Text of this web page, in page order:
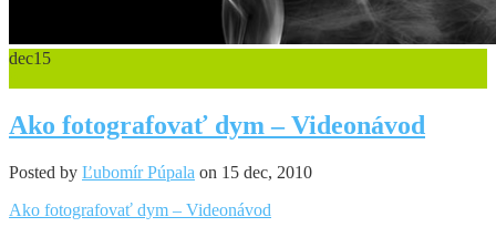
dec15
Ako fotografovať dym – Videonávod
Posted by Ľubomír Púpala on 15 dec, 2010
Ako fotografovať dym – Videonávod